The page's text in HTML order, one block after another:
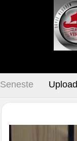
Seneste Upload